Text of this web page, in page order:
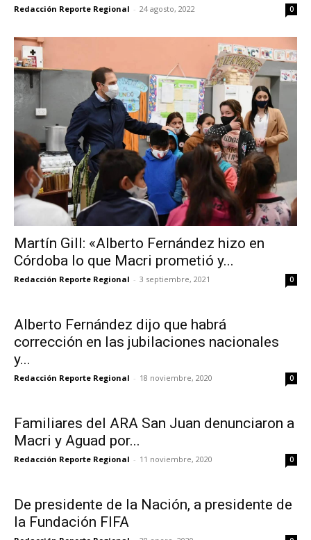
Redacción Reporte Regional - 24 agosto, 2022 0
Martín Gill: «Alberto Fernández hizo en
Córdoba lo que Macri prometió y...
Redacción Reporte Regional - 3 septiembre, 2021 0
Alberto Fernández dijo que habrá
corrección en las jubilaciones nacionales
y...
Redacción Reporte Regional - 18 noviembre, 2020 0
Familiares del ARA San Juan denunciaron a
Macri y Aguad por...
Redacción Reporte Regional - 11 noviembre, 2020 0
De presidente de la Nación, a presidente de
la Fundación FIFA